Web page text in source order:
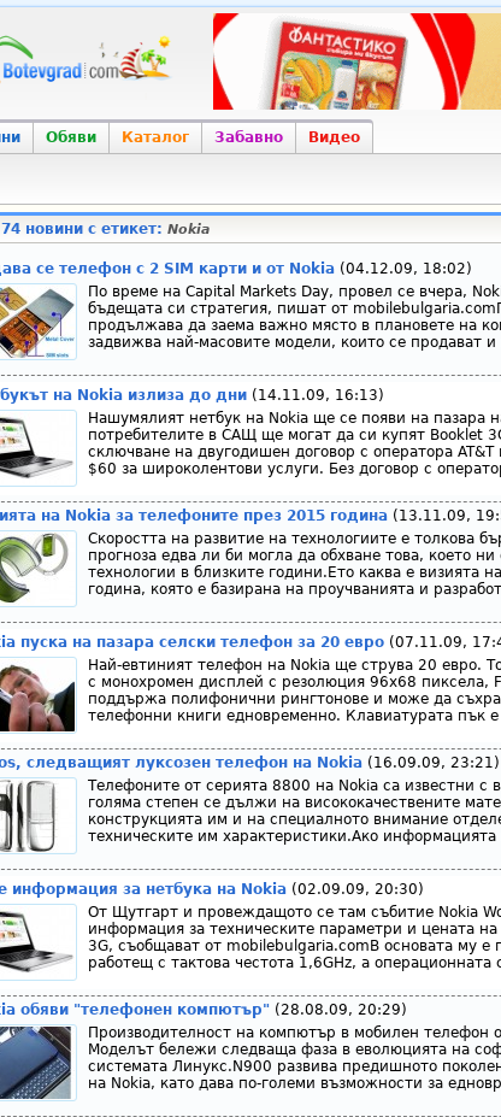
Обяви Каталог Забавно Видео
74 новини с етикет: Nokia
се телефон с 2 SIM карти и от Nokia(04.12.09, 18:02)
По време на Capital Markets Day, провел се вчера,
бъдещата си стратегия, пишат от
продължава да заема важно място в плановете на
задвижва най-масовите модели, които се продават и
на Nokia излиза до дни(14.11.09, 16:13)
Нашумялият нетбук на Nokia ще се появи на пазара
потребителите в САЩ ще могат да си купят Booklet
сключване на двугодишен договор с оператора
$60 за широколентови услуги. Без договор с
на Nokia за телефоните през 2015 година(13.11.09,
Скоростта на развитие на технологиите е толкова
прогноза едва ли би могла да обхване това, което
технологии в близките години.Ето каква е визията
година, която е базирана на проучванията и
пуска на пазара селски телефон за 20 евро(07.11.09,
Най-евтиният телефон на Nokia ще струва 20 евро.
с монохромен дисплей с резолюция 96x68 пиксела,
поддържа полифонични рингтонове и може да
телефонни книги едновременно. Клавиатурата пък
следващият луксозен телефон на Nokia(16.09.09, 23:21)
Телефоните от серията 8800 на Nokia са известни с
голяма степен се дължи на висококачествените
конструкцията им и на специалното внимание
техническите им характеристики.Ако информацията
информация за нетбука на Nokia(02.09.09, 20:30)
От Щутгарт и провеждащото се тaм събитие Nokia
информация за техническите параметри и цената
3G, съобщават от mobilebulgaria.comВ основата му е
работещ с тактова честота 1,6GHz, а операционната
обяви "телефонен компютър" (28.08.09, 20:29)
Производителност на компютър в мобилен телефон
Моделът бележи следваща фаза в еволюцията на
системата Линукс.N900 развива предишното
на Nokia, като дава по-големи възможности за